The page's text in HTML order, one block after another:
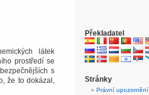
látek
prostředí se
s
že to dokázal,
Překladatel
Stránky
Právní upozornění